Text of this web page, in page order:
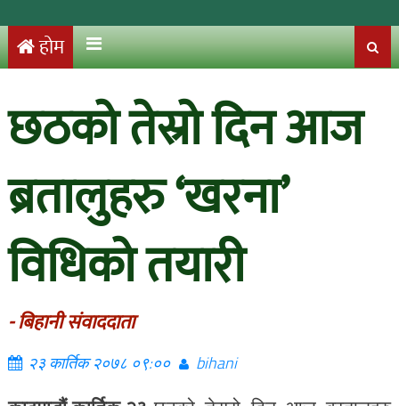
होम
छठको तेस्रो दिन आज
ब्रतालुहरु ‘खरना’
विधिको तयारी
- बिहानी संवाददाता
२३ कार्तिक २०७८ ०९:०० bihani